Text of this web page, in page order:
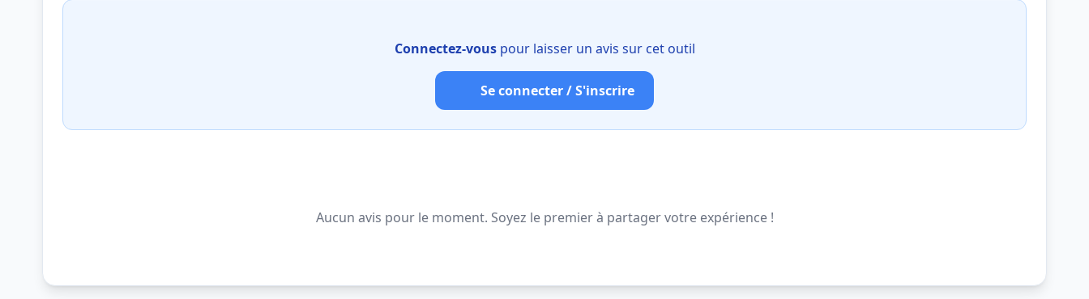
Connectez-vouspour laisser un avis sur cet outil
Se connecter / S'inscrire
Aucun avis pour le moment. Soyez le premier à partager votre expérience !